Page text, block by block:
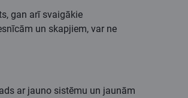
gan arī svaigākie
un skapjiem, var ne
ar jauno sistēmu un jaunām